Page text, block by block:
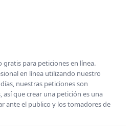
para peticiones en línea.
en línea utilizando nuestro
nuestras peticiones son
que crear una petición es una
ante el publico y los tomadores de